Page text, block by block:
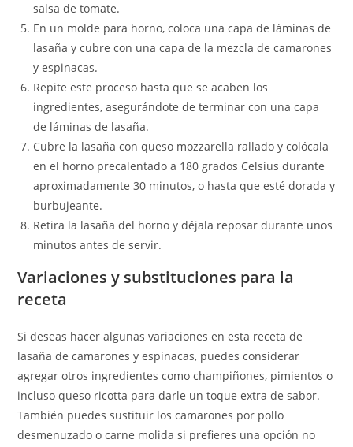
salsa de tomate.
En un molde para horno, coloca una capa de láminas de
lasaña y cubre con una capa de la mezcla de camarones
y espinacas.
Repite este proceso hasta que se acaben los
ingredientes, asegurándote de terminar con una capa
de láminas de lasaña.
Cubre la lasaña con queso mozzarella rallado y colócala
en el horno precalentado a 180 grados Celsius durante
aproximadamente 30 minutos, o hasta que esté dorada y
burbujeante.
Retira la lasaña del horno y déjala reposar durante unos
minutos antes de servir.
Variaciones y substituciones para la
receta
Si deseas hacer algunas variaciones en esta receta de
lasaña de camarones y espinacas, puedes considerar
agregar otros ingredientes como champiñones, pimientos o
incluso queso ricotta para darle un toque extra de sabor.
También puedes sustituir los camarones por pollo
desmenuzado o carne molida si prefieres una opción no